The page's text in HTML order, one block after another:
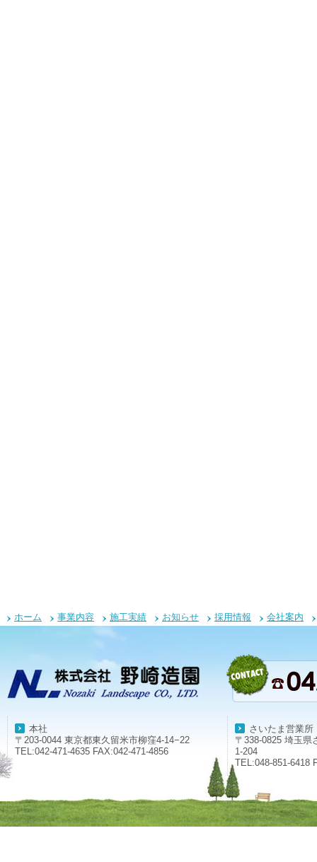
ホーム 事業内容 施工実績 お知らせ 採用情報 会社案内
本社
〒203-0044 東京都東久留米市柳窪4-14−22
TEL:042-471-4635 FAX:042-471-4856
さいたま営業所
〒338-0825 埼玉県
1-204
TEL:048-851-6418